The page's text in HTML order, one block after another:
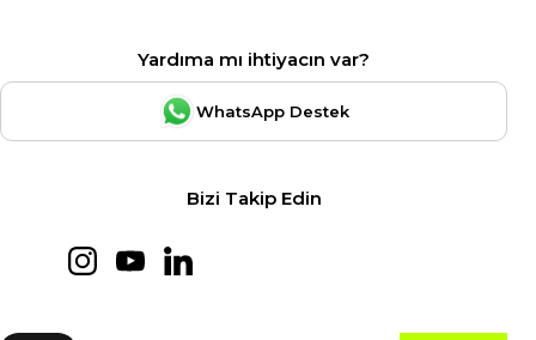
Yardıma mı ihtiyacın var?
WhatsApp Destek
Bizi Takip Edin